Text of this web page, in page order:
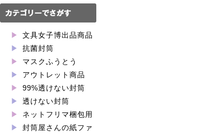
文具女子博出品商品
抗菌封筒
マスクふうとう
アウトレット商品
99%透けない封筒
透けない封筒
ネットフリマ梱包用
封筒屋さんの紙ファ